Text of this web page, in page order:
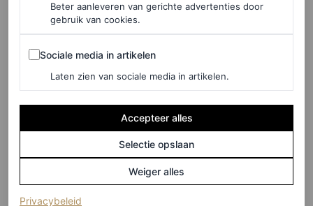
hondenraces, toeristenvallen: Parrs lens was
meedogenloos.
5 Nederlandse vrouwelijke fotografen die je
gegarandeerd inspireren met hun werk
MARJOLEIN VAN DEN BRAND
Beter aanleveren van gerichte advertenties door
gebruik van cookies.
Sociale media in artikelen
Sociale media in artikelen
Laten zien van sociale media in artikelen.
Accepteer alles
Selectie opslaan
Weiger alles
Privacybeleid